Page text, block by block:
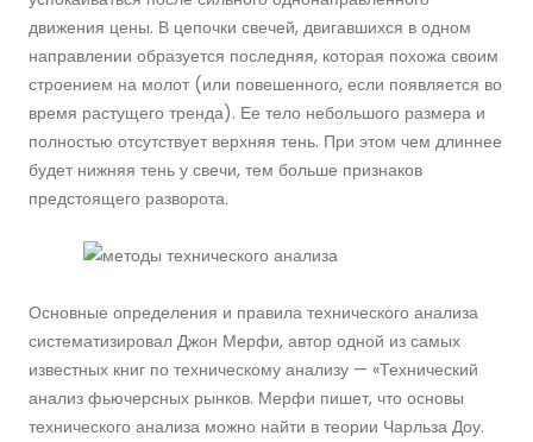
движения цены. В цепочки свечей, двигавшихся в одном
направлении образуется последняя, которая похожа своим
строением на молот (или повешенного, если появляется во
время растущего тренда). Ее тело небольшого размера и
полностью отсутствует верхняя тень. При этом чем длиннее
будет нижняя тень у свечи, тем больше признаков
предстоящего разворота.
Основные определения и правила технического анализа
систематизировал Джон Мерфи, автор одной из самых
известных книг по техническому анализу — «Технический
анализ фьючерсных рынков. Мерфи пишет, что основы
технического анализа можно найти в теории Чарльза Доу.